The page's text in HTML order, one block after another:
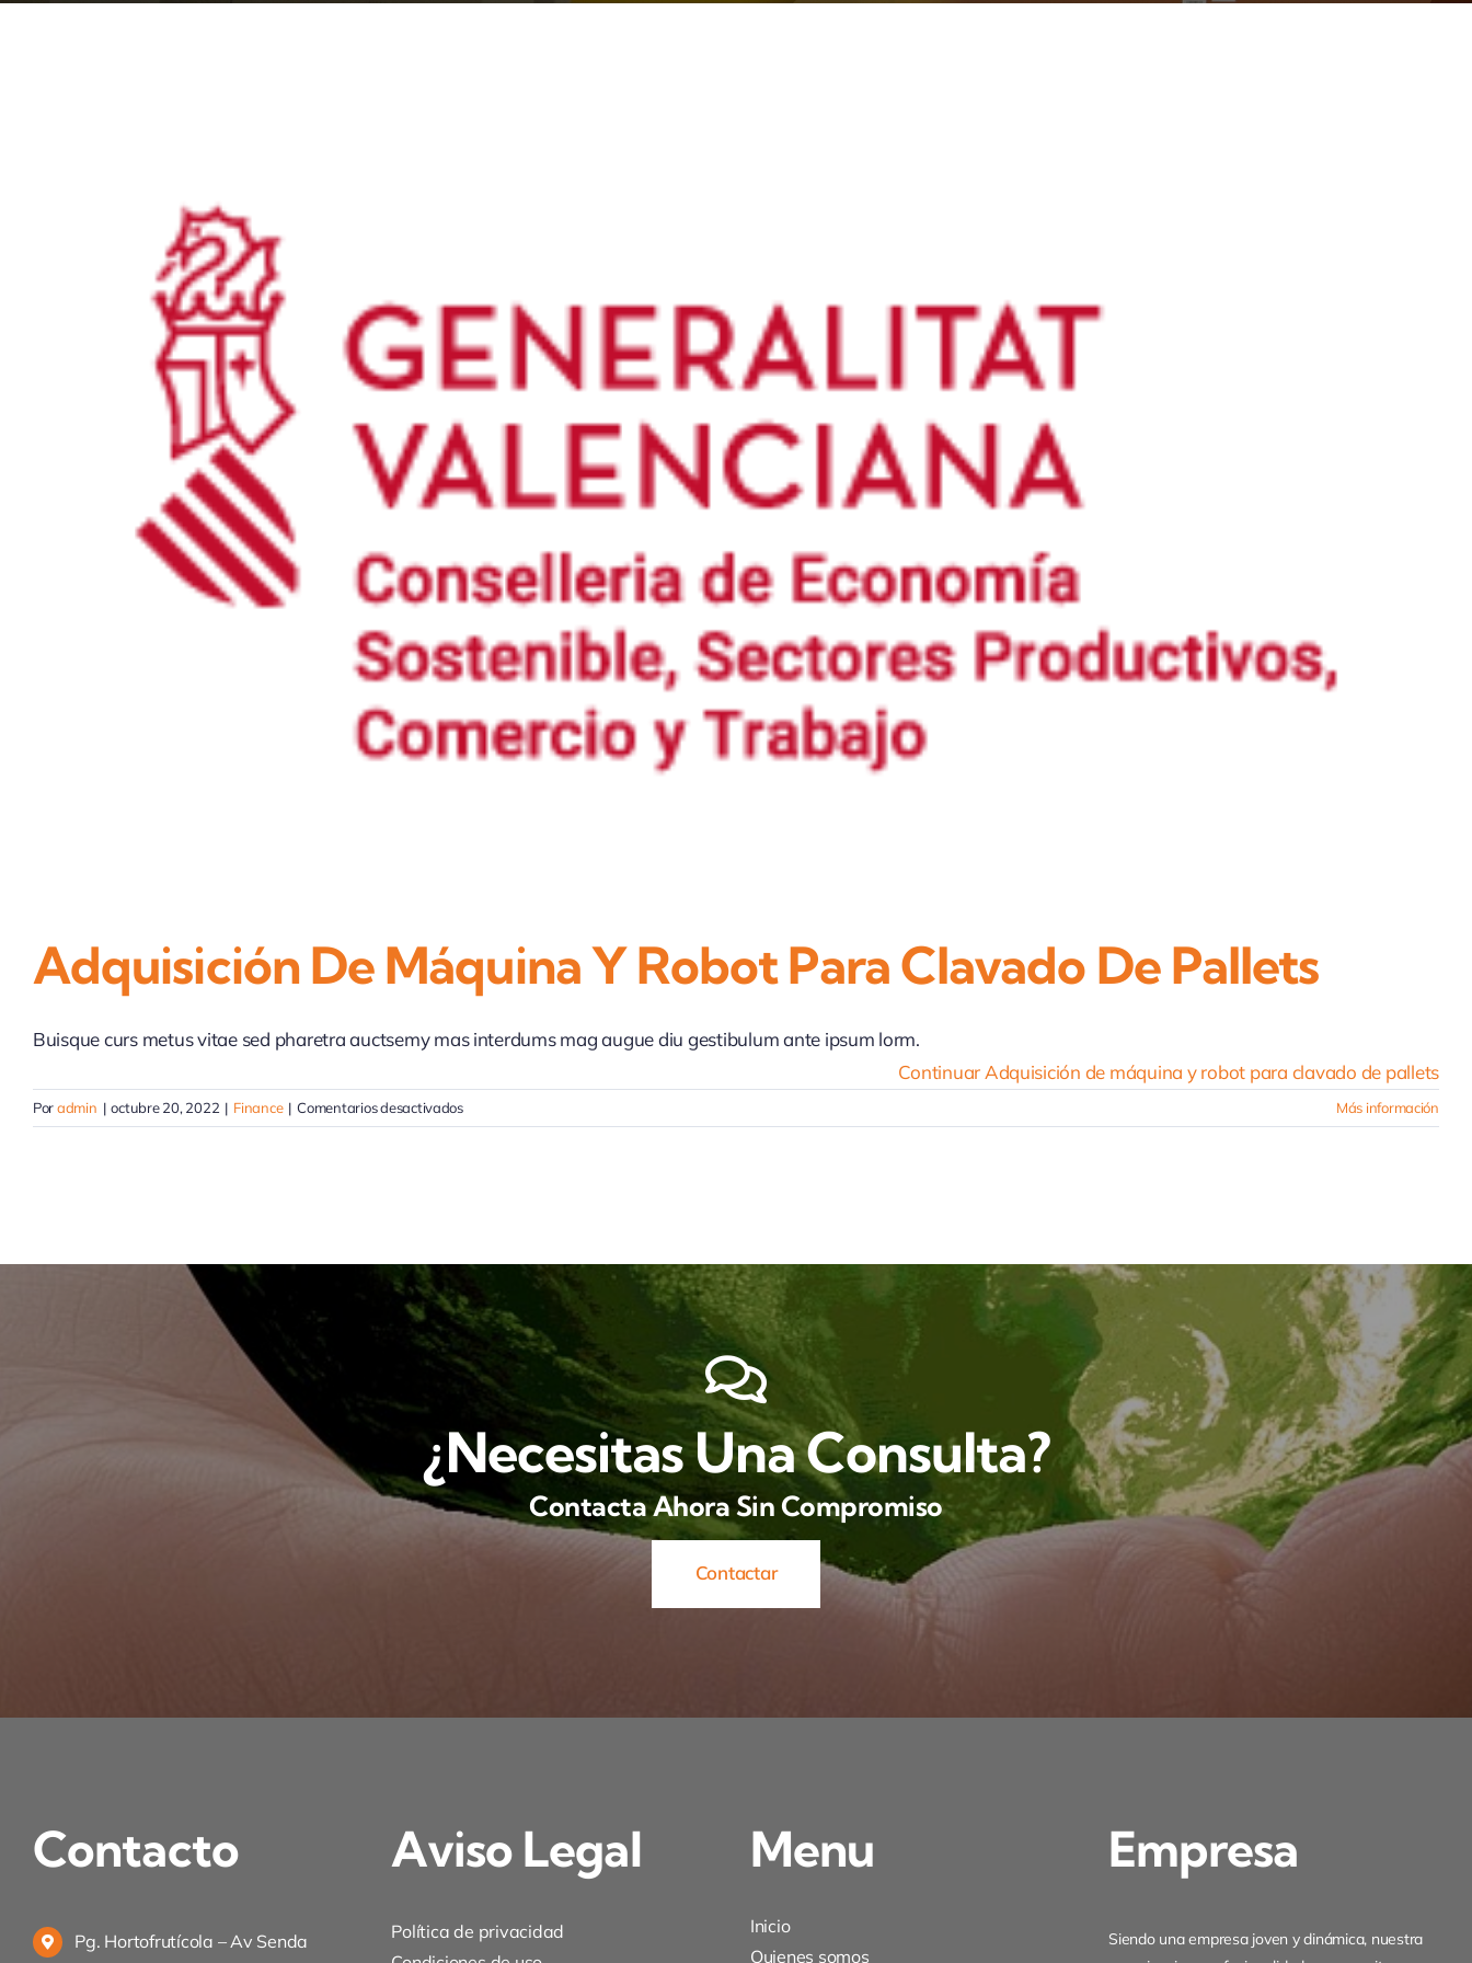
Adquisición De Máquina Y Robot Para Clavado De Pallets
Buisque curs metus vitae sed pharetra auctsemy mas interdums mag augue diu gestibulum ante ipsum lorm.
ContinuarAdquisición de máquina y robot para clavado de pallets
Poradmin | octubre 20, 2022 | Finance | Comentarios desactivadosen
Adquisición
de
pallets
Más información
¿Necesitas Una Consulta?
Contacta Ahora Sin Compromiso
Contactar
Contacto
Pg. Hortofrutícola – Av Senda
Aviso Legal
Política de privacidad
Menu
Inicio
Quienes somos
Empresa
Siendo una empresa joven y dinámica, nuestra